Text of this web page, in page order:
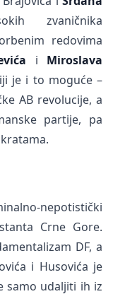
zvaničnika
redovima
i Miroslava
je i to moguće –
AB revolucije, a
partije, pa
nepotistički
Crne Gore.
DF, a
i Husovića je
samo udaljiti ih iz